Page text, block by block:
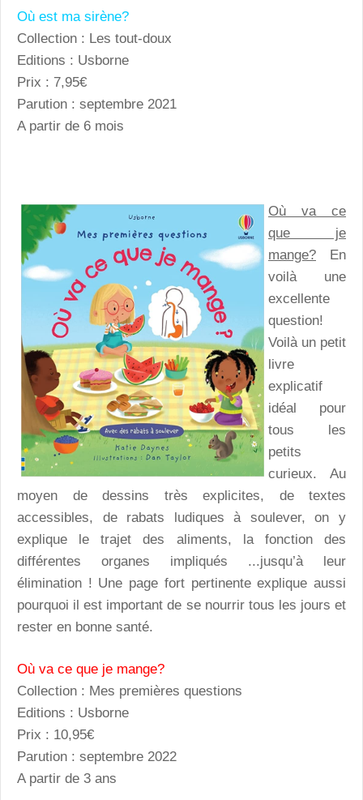
Où est ma sirène?
Collection : Les tout-doux
Editions : Usborne
Prix : 7,95€
Parution : septembre 2021
A partir de 6 mois
Où va ce
que je
mange? En
voilà une
excellente
question!
Voilà un petit
livre
explicatif
idéal pour
tous les
petits
curieux. Au
moyen de dessins très explicites, de textes
accessibles, de rabats ludiques à soulever, on y
explique le trajet des aliments, la fonction des
différentes organes impliqués ...jusqu’à leur
élimination ! Une page fort pertinente explique aussi
pourquoi il est important de se nourrir tous les jours et
rester en bonne santé.
Où va ce que je mange?
Collection : Mes premières questions
Editions : Usborne
Prix : 10,95€
Parution : septembre 2022
A partir de 3 ans